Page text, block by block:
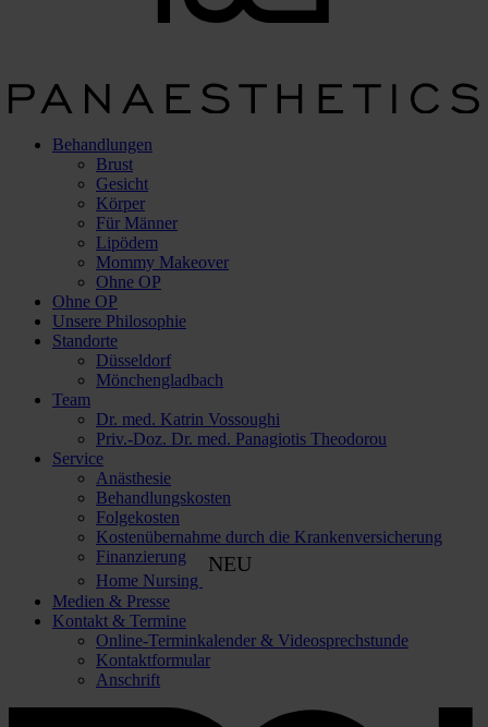
Behandlungen
Brust
Gesicht
Körper
Für Männer
Lipödem
Mommy Makeover
Ohne OP
Ohne OP
Unsere Philosophie
Standorte
Düsseldorf
Mönchengladbach
Team
Dr. med. Katrin Vossoughi
Priv.-Doz. Dr. med. Panagiotis Theodorou
Service
Anästhesie
Behandlungskosten
Folgekosten
Kostenübernahme durch die Krankenversicherung
Finanzierung
Home Nursing
NEU
Medien & Presse
Kontakt & Termine
Online-Terminkalender & Videosprechstunde
Kontaktformular
Anschrift